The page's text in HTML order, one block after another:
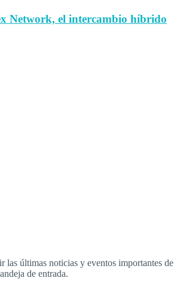
Network, el intercambio híbrido
las últimas noticias y eventos importantes de
de entrada.